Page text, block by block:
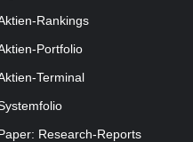
Rankings
Portfolio
Terminal
Paper: Research-Reports